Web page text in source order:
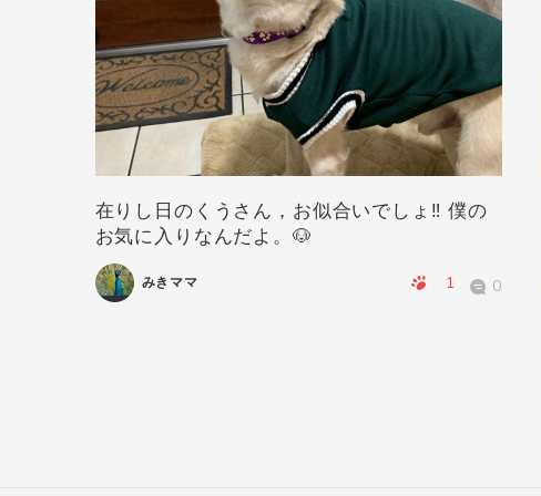
在りし日のくうさん，お似合いでしょ‼️ 僕の
お気に入りなんだよ。🐶
みきママ 1 0